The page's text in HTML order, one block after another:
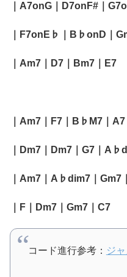
｜A7onG｜D7onF#｜
｜F7onE♭｜B♭onD｜
｜Am7｜D7｜Bm7｜E7
｜Am7｜F7｜B♭M7｜A7
｜Dm7｜Dm7｜G7｜
｜Am7｜A♭dim7｜Gm7
｜F｜Dm7｜Gm7｜C7
コード進行参考： ジ